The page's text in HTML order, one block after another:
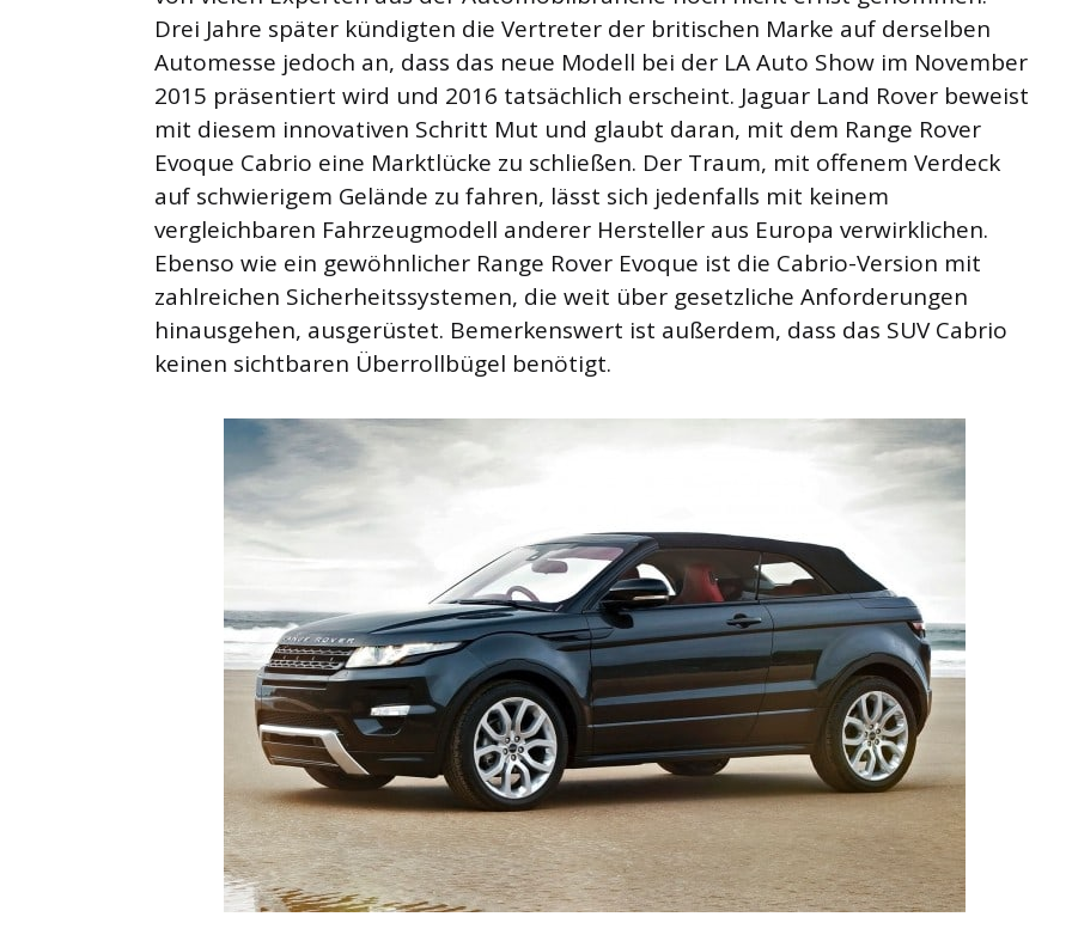
Drei Jahre später kündigten die Vertreter der britischen Marke auf derselben
Automesse jedoch an, dass das neue Modell bei der LA Auto Show im November
2015 präsentiert wird und 2016 tatsächlich erscheint. Jaguar Land Rover beweist
mit diesem innovativen Schritt Mut und glaubt daran, mit dem Range Rover
Evoque Cabrio eine Marktlücke zu schließen. Der Traum, mit offenem Verdeck
auf schwierigem Gelände zu fahren, lässt sich jedenfalls mit keinem
vergleichbaren Fahrzeugmodell anderer Hersteller aus Europa verwirklichen.
Ebenso wie ein gewöhnlicher Range Rover Evoque ist die Cabrio-Version mit
zahlreichen Sicherheitssystemen, die weit über gesetzliche Anforderungen
hinausgehen, ausgerüstet. Bemerkenswert ist außerdem, dass das SUV Cabrio
keinen sichtbaren Überrollbügel benötigt.